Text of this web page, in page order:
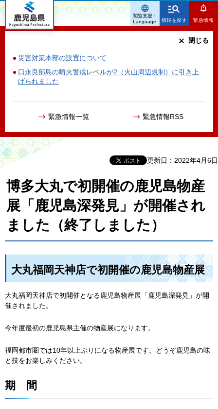
鹿児島県
情報を探す 緊急情報
災害対策本部の設置について
口永良部島の噴火警戒レベルが2（火山周辺規制）に引き上
げられました
緊急情報一覧 緊急情報RSS
閉じる
閲覧支援・
Language
更新日：2022年4月6日
博多大丸で初開催の鹿児島物産
展「鹿児島深発見」が開催され
ました（終了しました）
大丸福岡天神店で初開催の鹿児島物産展
大丸福岡天神店で初開催となる鹿児島物産展「鹿児島深発見」が開
催されました。
今年度最初の鹿児島県主催の物産展になります。
福岡都市圏では10年以上ぶりになる物産展です。どうぞ鹿児島の味
と技をお楽しみください。
期 間